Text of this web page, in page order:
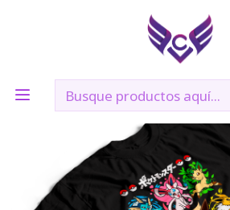
🛠️ Confección: 2 días hábiles | 🚚
POKÉMON